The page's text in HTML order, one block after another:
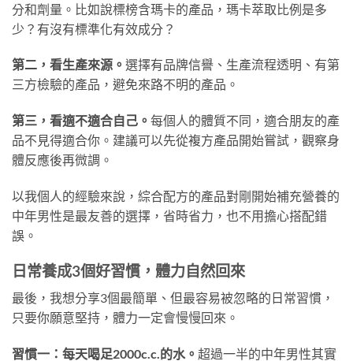
分和劑量。比如說標榜含瑪卡的產品，瑪卡萃取比例是多
少？有沒有標準化有效成分？
第二，看生產來源。 選擇有品牌信譽、生產流程透明、有第
三方檢驗的產品，避免來路不明的產品。
第三，看適不適合自己。 每個人的體質不同，適合朋友的產
品不見得適合你。建議可以先從複方產品開始嘗試，觀察身
體反應後再微調。
以我個人的經驗來說，綜合配方的產品對剛開始補充營養的
中年男性是最友善的選擇，省時省力，也不用擔心搭配錯
誤。
日常養成3個好習慣，體力自然回來
最後，我想分享3個最簡單、但最容易被忽略的日常習慣，
只要你願意堅持，體力一定會慢慢回來。
習慣一：每天喝足2000c.c.的水。 超過一半的中年男性其實